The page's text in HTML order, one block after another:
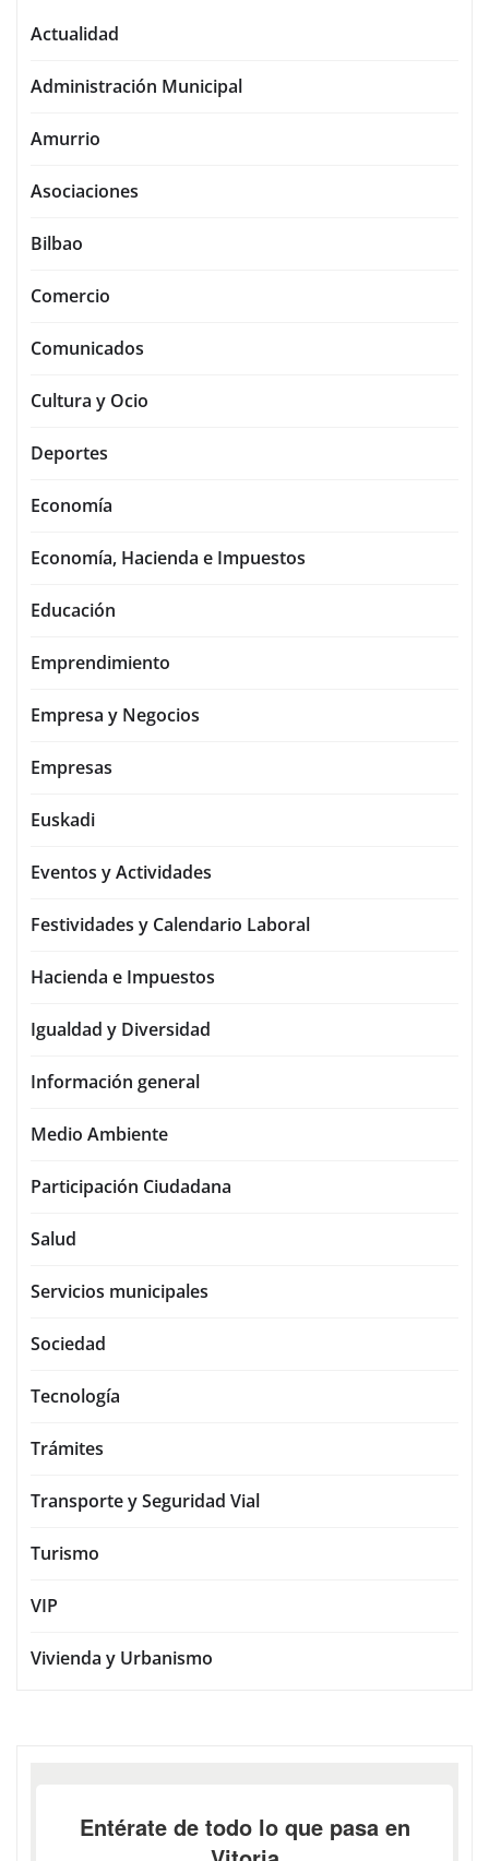
Actualidad
Administración Municipal
Amurrio
Asociaciones
Bilbao
Comercio
Comunicados
Cultura y Ocio
Deportes
Economía
Economía, Hacienda e Impuestos
Educación
Emprendimiento
Empresa y Negocios
Empresas
Euskadi
Eventos y Actividades
Festividades y Calendario Laboral
Hacienda e Impuestos
Igualdad y Diversidad
Información general
Medio Ambiente
Participación Ciudadana
Salud
Servicios municipales
Sociedad
Tecnología
Trámites
Transporte y Seguridad Vial
Turismo
VIP
Vivienda y Urbanismo